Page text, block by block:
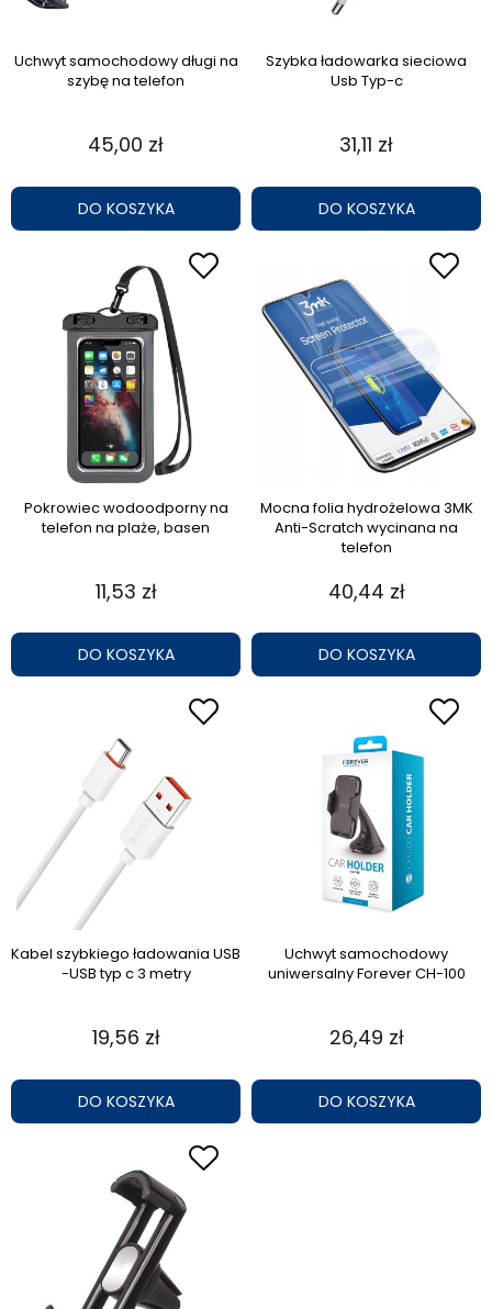
Uchwyt samochodowy długi na
szybę na telefon
45,00 zł
DO KOSZYKA
Szybka ładowarka sieciowa
Usb Typ-c
31,11 zł
DO KOSZYKA
Pokrowiec wodoodporny na
telefon na plaże, basen
11,53 zł
DO KOSZYKA
Mocna folia hydrożelowa 3MK
Anti-Scratch wycinana na
telefon
40,44 zł
DO KOSZYKA
Kabel szybkiego ładowania USB
-USB typ c 3 metry
19,56 zł
DO KOSZYKA
Uchwyt samochodowy
uniwersalny Forever CH-100
26,49 zł
DO KOSZYKA